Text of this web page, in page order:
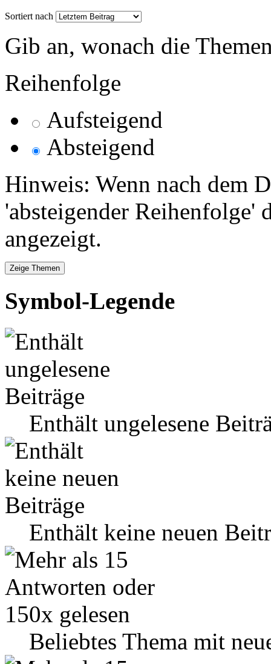
Sortiert nach
Gib an, wonach die
Reihenfolge
Aufsteigend
Absteigend
Hinweis: Wenn nach dem
'absteigender Reihenfolge'
angezeigt.
Symbol-Legende
Enthält ungelesene
Enthält keine neuen
Beliebtes Thema mit